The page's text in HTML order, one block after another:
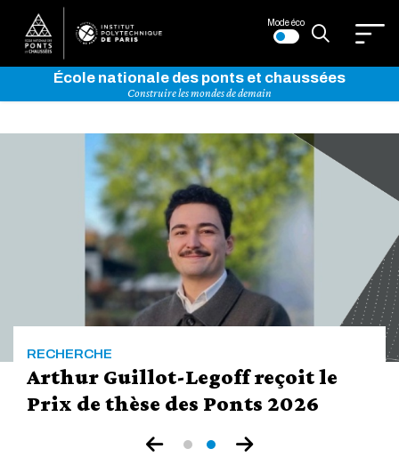
Mode éco
École nationale des ponts et chaussées
Construire les mondes de demain
Bienvenue
l'Institut
Polytechnique
de
Paris
RECHERCHE
Arthur Guillot-Legoff reçoit le
Prix de thèse des Ponts 2026